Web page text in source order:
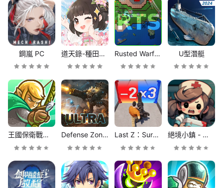
鋼嵐 PC 道天錄-種田修仙 自在經營 Rusted Warfare - RTS Strategy U型潛艇
王國保衛戰：起源 Kingdom Rush Origins Defense Zone 3 Ultra HD Last Z：Survival Shooter（倖存者逃亡） 絕境小鎮 - 殭屍來襲